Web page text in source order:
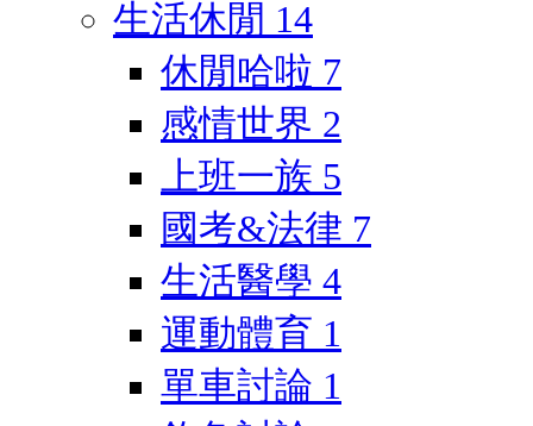
生活休閒 14
休閒哈啦 7
感情世界 2
上班一族 5
國考&法律 7
生活醫學 4
運動體育 1
單車討論 1